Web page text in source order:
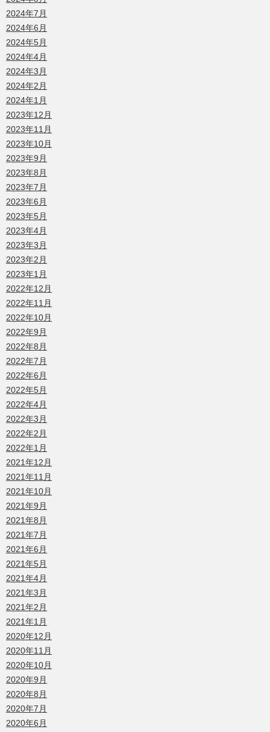
2024年7月
2024年6月
2024年5月
2024年4月
2024年3月
2024年2月
2024年1月
2023年12月
2023年11月
2023年10月
2023年9月
2023年8月
2023年7月
2023年6月
2023年5月
2023年4月
2023年3月
2023年2月
2023年1月
2022年12月
2022年11月
2022年10月
2022年9月
2022年8月
2022年7月
2022年6月
2022年5月
2022年4月
2022年3月
2022年2月
2022年1月
2021年12月
2021年11月
2021年10月
2021年9月
2021年8月
2021年7月
2021年6月
2021年5月
2021年4月
2021年3月
2021年2月
2021年1月
2020年12月
2020年11月
2020年10月
2020年9月
2020年8月
2020年7月
2020年6月